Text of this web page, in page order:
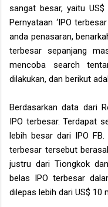
sangat besar, yaitu
Pernyataan ‘IPO
anda penasaran,
terbesar sepanjang
mencoba search
dilakukan, dan berikut
Berdasarkan data dari
IPO terbesar. Terdapat
lebih besar dari IPO
terbesar tersebut
justru dari Tiongkok
belas IPO terbesar
dilepas lebih dari US$ 10